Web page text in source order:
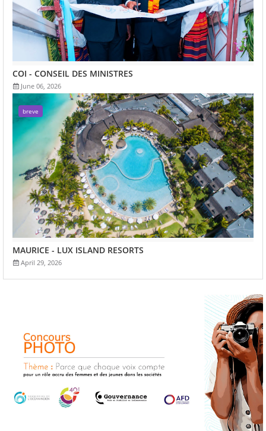
COI - CONSEIL DES MINISTRES
June 06, 2026
breve
MAURICE - LUX ISLAND RESORTS
April 29, 2026